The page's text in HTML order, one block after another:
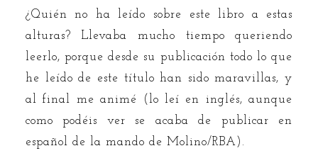
¿Quién no ha leído sobre este libro a estas
alturas? Llevaba mucho tiempo queriendo
leerlo, porque desde su publicación todo lo que
he leído de este título han sido maravillas, y
al final me animé (lo leí en inglés, aunque
como podéis ver se acaba de publicar en
español de la mando de Molino/RBA).